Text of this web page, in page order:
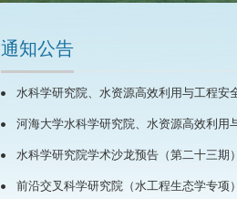
通知公告
水科学研究院、水资源高效利用与工程安
河海大学水科学研究院、水资源高效利用
水科学研究院学术沙龙预告（第二十三期）
前沿交叉科学研究院（水工程生态学专项